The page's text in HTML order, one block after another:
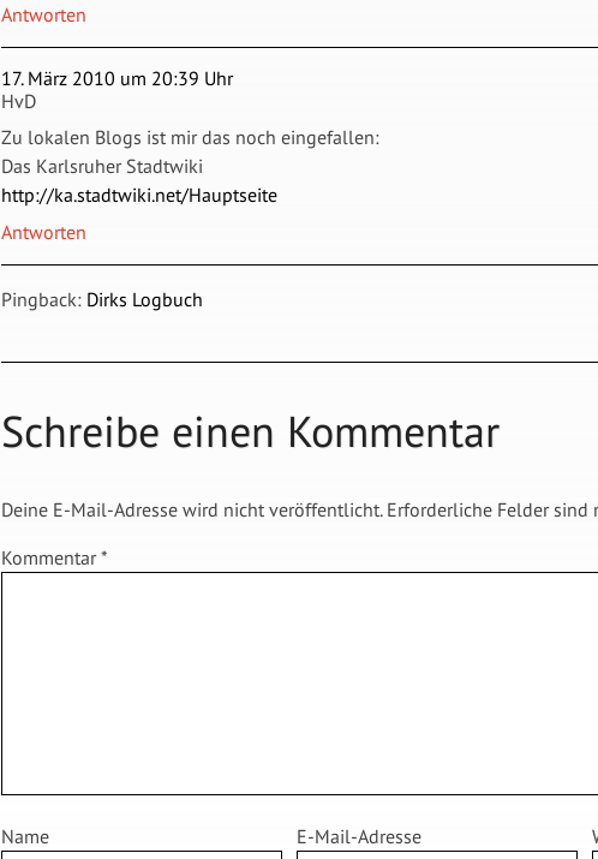
Antworten
17. März 2010 um 20:39 Uhr
HvD
Zu lokalen Blogs ist mir das noch eingefallen:
Das Karlsruher Stadtwiki
http://ka.stadtwiki.net/Hauptseite
Antworten
Pingback: Dirks Logbuch
Schreibe einen Kommentar
Deine E-Mail-Adresse wird nicht veröffentlicht. Erforderliche Felder
Kommentar*
Name E-Mail-Adresse